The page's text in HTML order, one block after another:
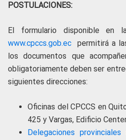
POSTULACIONES:
El formulario disponible en
www.cpccs.gob.ec permitirá a
los documentos que
obligatoriamente deben ser
siguientes direcciones:
Oficinas del CPCCS en
425 y Vargas, Edificio
Delegaciones